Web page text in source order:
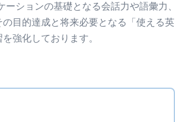
ションの基礎となる会話力や語彙力、
目的達成と将来必要となる「使える英
強化しております。